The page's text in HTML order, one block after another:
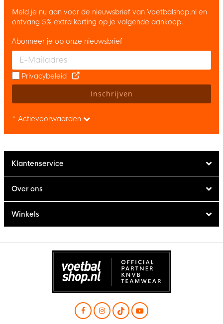
Meld je nu aan voor de nieuwsbrief van Voetbalshop.nl en
ontvang 5% extra korting op je volgende aankoop.
Enter your email and accept the privacy policy to subscribe to
Abonneer je op onze nieuwsbrief
Privacybeleid
Inschrijven
* Actievoorwaarden
Klantenservice
Over ons
Winkels